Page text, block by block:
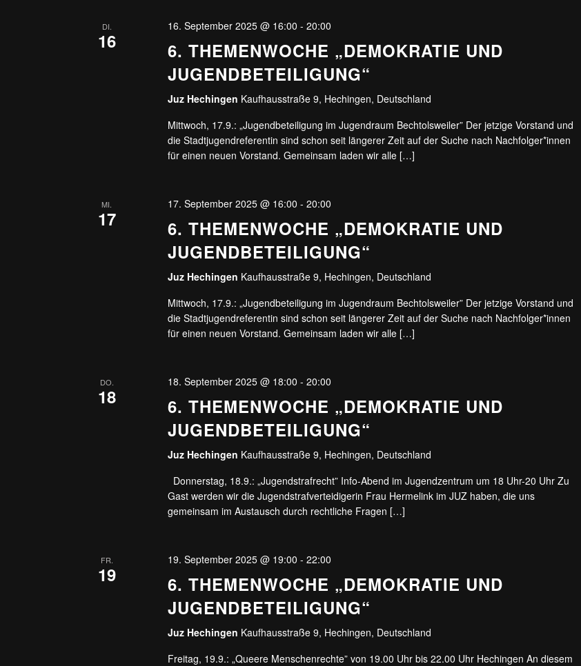
DI.
16
16. September 2025 @ 16:00 -20:00
6. THEMENWOCHE „DEMOKRATIE UND
JUGENDBETEILIGUNG“
Juz Hechingen Kaufhausstraße 9, Hechingen, Deutschland
Mittwoch, 17.9.: „Jugendbeteiligung im Jugendraum Bechtolsweiler” Der jetzige Vorstand und
die Stadtjugendreferentin sind schon seit längerer Zeit auf der Suche nach Nachfolger*innen
für einen neuen Vorstand. Gemeinsam laden wir alle […]
MI.
17
17. September 2025 @ 16:00 -20:00
6. THEMENWOCHE „DEMOKRATIE UND
JUGENDBETEILIGUNG“
Juz Hechingen Kaufhausstraße 9, Hechingen, Deutschland
Mittwoch, 17.9.: „Jugendbeteiligung im Jugendraum Bechtolsweiler” Der jetzige Vorstand und
die Stadtjugendreferentin sind schon seit längerer Zeit auf der Suche nach Nachfolger*innen
für einen neuen Vorstand. Gemeinsam laden wir alle […]
DO.
18
18. September 2025 @ 18:00 -20:00
6. THEMENWOCHE „DEMOKRATIE UND
JUGENDBETEILIGUNG“
Juz Hechingen Kaufhausstraße 9, Hechingen, Deutschland
Donnerstag, 18.9.: „Jugendstrafrecht” Info-Abend im Jugendzentrum um 18 Uhr-20 Uhr Zu
Gast werden wir die Jugendstrafverteidigerin Frau Hermelink im JUZ haben, die uns
gemeinsam im Austausch durch rechtliche Fragen […]
FR.
19
19. September 2025 @ 19:00 -22:00
6. THEMENWOCHE „DEMOKRATIE UND
JUGENDBETEILIGUNG“
Juz Hechingen Kaufhausstraße 9, Hechingen, Deutschland
Freitag, 19.9.: „Queere Menschenrechte” von 19.00 Uhr bis 22.00 Uhr Hechingen An diesem